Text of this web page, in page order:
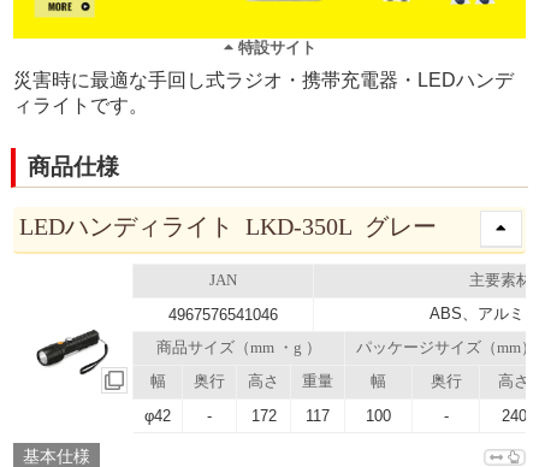
特設サイト
災害時に最適な手回し式ラジオ・携帯充電器・LEDハンデ
ィライトです。
商品仕様
LEDハンディライト LKD-350L グレー
JAN 主要素材
4967576541046 ABS、アルミ
商品サイズ（mm ・g ）
パッケージサイズ（mm）
幅
奥行 高さ 重量 幅 奥行 高さ
φ42 - 172 117 100 - 240
基本仕様